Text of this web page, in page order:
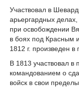
Участвовал в
арьергардных
при освобождении
в боях под Красным
1812 г. произведен в
В 1813 участвовал в
командованием о
войск в свои